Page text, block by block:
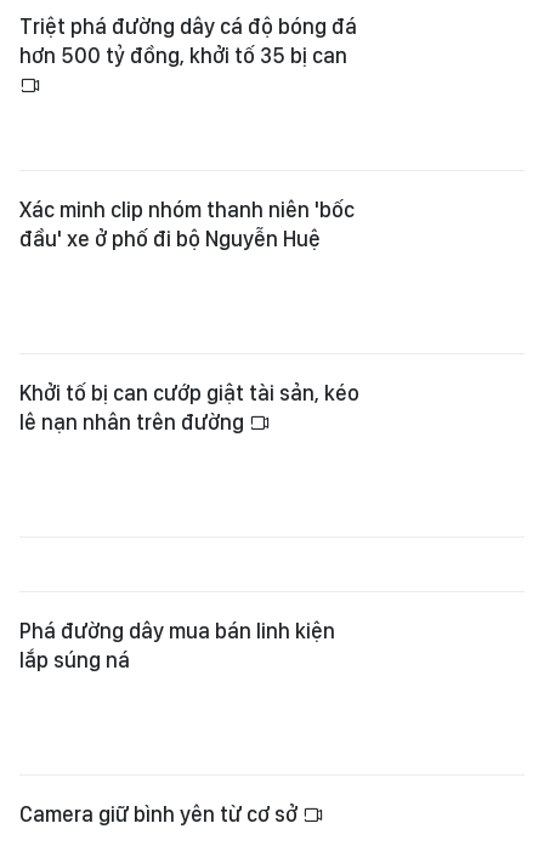
Triệt phá đường dây cá độ bóng đá
hơn 500 tỷ đồng, khởi tố 35 bị can
Xác minh clip nhóm thanh niên 'bốc
đầu' xe ở phố đi bộ Nguyễn Huệ
Khởi tố bị can cướp giật tài sản, kéo
lê nạn nhân trên đường
Phá đường dây mua bán linh kiện
lắp súng ná
Camera giữ bình yên từ cơ sở